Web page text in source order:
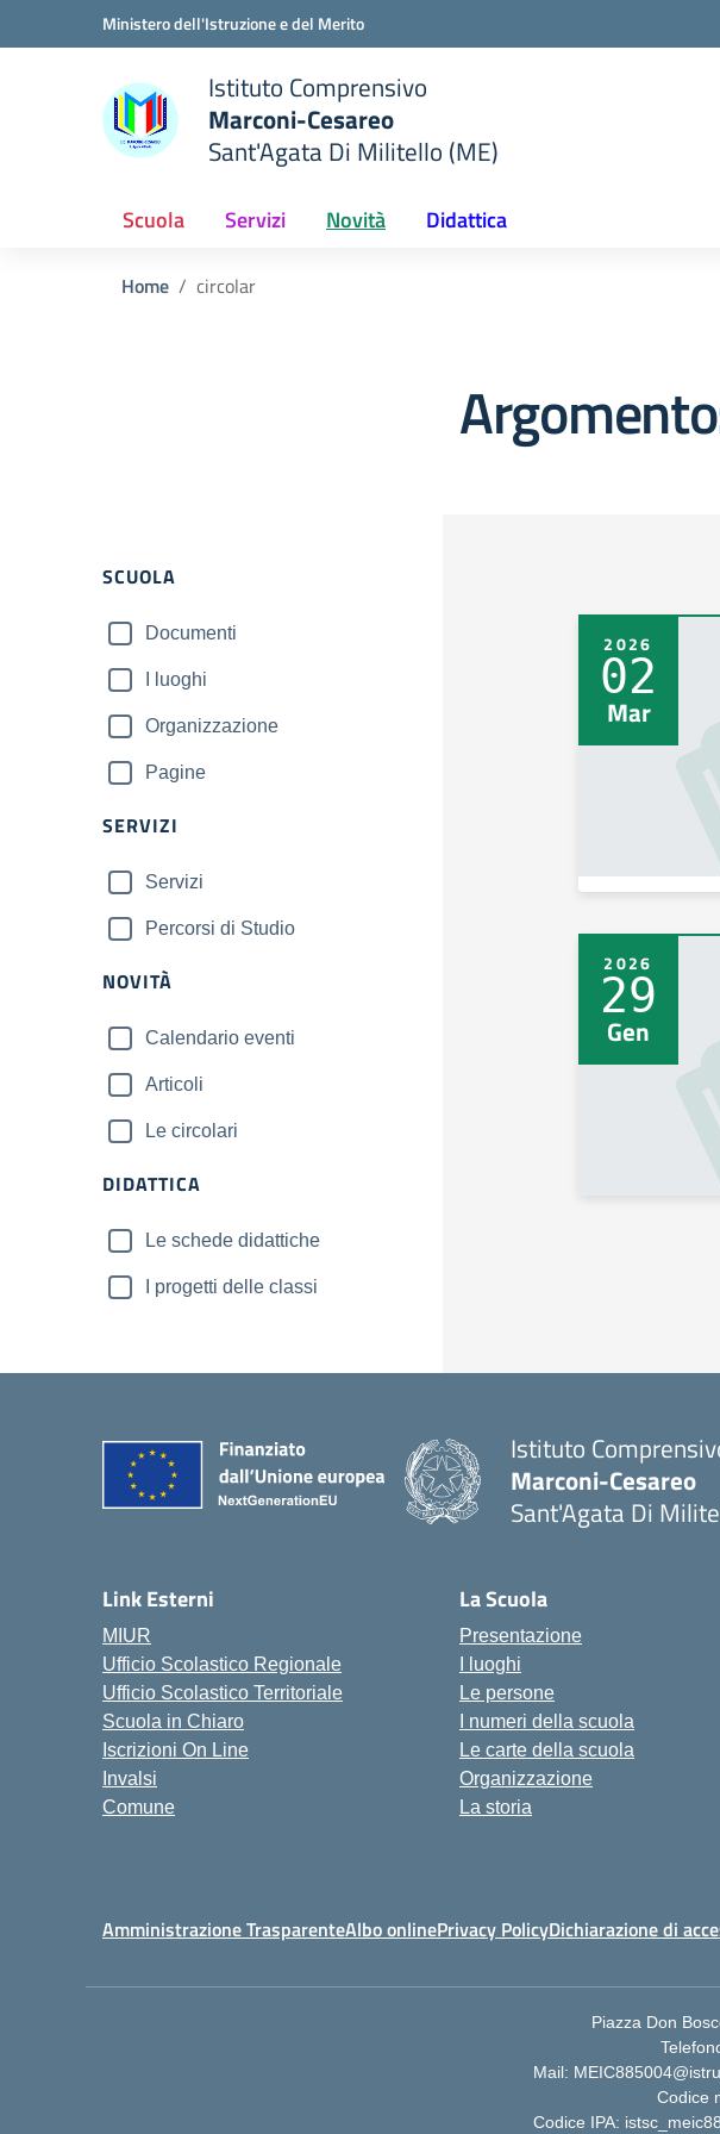
Ministero dell'Istruzione e del Merito
scuola
Istituto Comprensivo
Marconi-Cesareo
Sant'Agata Di Militello (ME)
Scuola Servizi Novità Didattica
Home circolar
Filtri
SCUOLA
Documenti
I luoghi
Organizzazione
Pagine
SERVIZI
Servizi
Percorsi di Studio
NOVITÀ
Calendario eventi
Articoli
Le circolari
DIDATTICA
Le schede didattiche
I progetti delle classi
2026
02
Mar
2026
29
Gen
Istituto
Marconi-Cesareo
Sant'Agata Di
Link Esterni
MIUR
Ufficio Scolastico Regionale
Ufficio Scolastico Territoriale
Scuola in Chiaro
Iscrizioni On Line
Invalsi
Comune
La Scuola
Presentazione
I luoghi
Le persone
I numeri della scuola
Le carte della scuola
Organizzazione
La storia
Amministrazione TrasparenteAlbo onlinePrivacy PolicyDichiarazione di
Piazza Don
Mail:
Codice
Codice IPA: